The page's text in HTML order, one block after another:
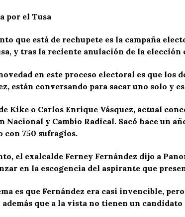
por el Tusa
que está de rechupete es la campaña
y tras la reciente anulación de la elección
en este proceso electoral es que los
están conversando para sacar uno solo y
Kike o Carlos Enrique Vásquez, actual
Nacional y Cambio Radical. Sacó hace un
con 750 sufragios.
el exalcalde Ferney Fernández dijo a
en la escogencia del aspirante que
es que Fernández era casi invencible,
que a la vista no tienen un candidato